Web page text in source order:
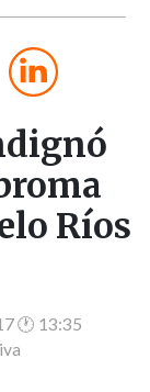
Ríos
🕐 13:35